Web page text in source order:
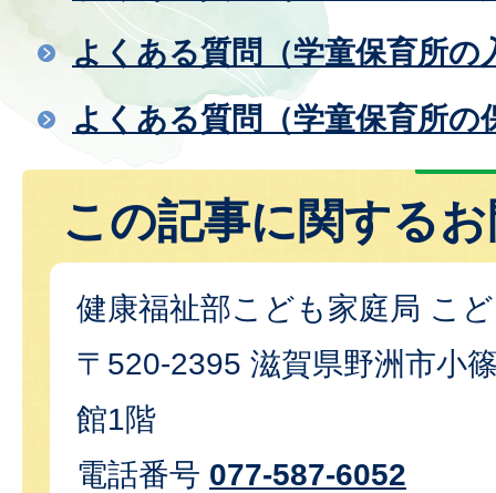
よくある質問（学童保育所の
よくある質問（学童保育所の
この記事に関する
健康福祉部こども家庭局 こ
〒520-2395 滋賀県野洲市小
館1階
電話番号 077-587-6052